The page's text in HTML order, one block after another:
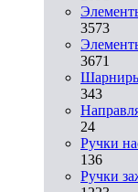
3573
3671
343
24
Ручки
136
Ручки